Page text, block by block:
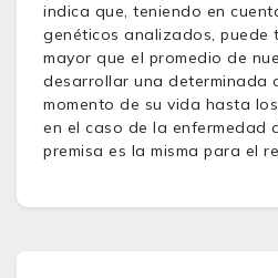
indica que, teniendo en
genéticos analizados, puede
mayor que el promedio de
desarrollar una determinada
momento de su vida hasta
en el caso de la enfermedad
premisa es la misma para el